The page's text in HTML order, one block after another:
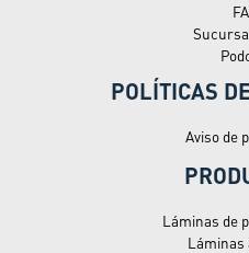
POLÍTICAS
Aviso de
Láminas de
Láminas